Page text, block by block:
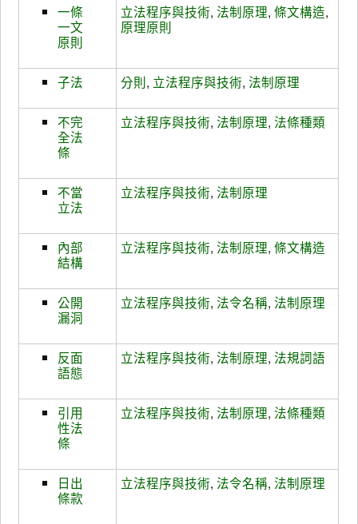
一條
一文
原則
立法程序與技術,法制原理,條文構造,
原理原則
子法 分則, 立法程序與技術,法制原理
不完
全法
條
立法程序與技術,法制原理,法條種類
不當
立法
立法程序與技術,法制原理
內部
結構
立法程序與技術,法制原理,條文構造
公開
漏洞
立法程序與技術,法令名稱,法制原理
反面
語態
立法程序與技術,法制原理,法規詞語
引用
性法
條
立法程序與技術,法制原理,法條種類
日出
條款
立法程序與技術,法令名稱,法制原理